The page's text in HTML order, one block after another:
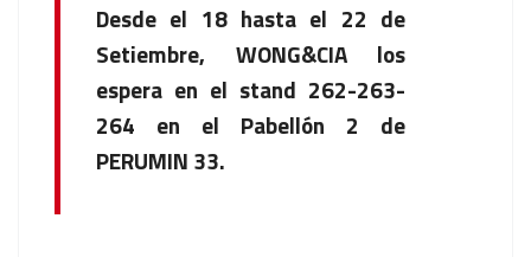
Desde el 18 hasta el 22 de
Setiembre, WONG&CIA los
espera en el stand 262-263-
264 en el Pabellón 2 de
PERUMIN 33.